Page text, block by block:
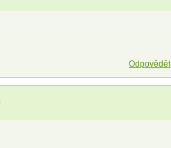
Odpovědět